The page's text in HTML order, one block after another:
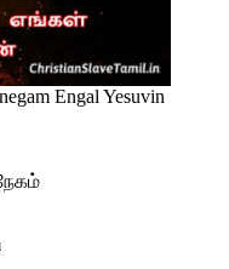
Engal Yesuvin